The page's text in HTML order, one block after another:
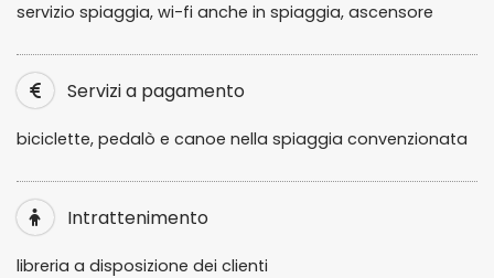
servizio spiaggia, wi-fi anche in spiaggia, ascensore
Servizi a pagamento
biciclette, pedalò e canoe nella spiaggia convenzionata
Intrattenimento
libreria a disposizione dei clienti